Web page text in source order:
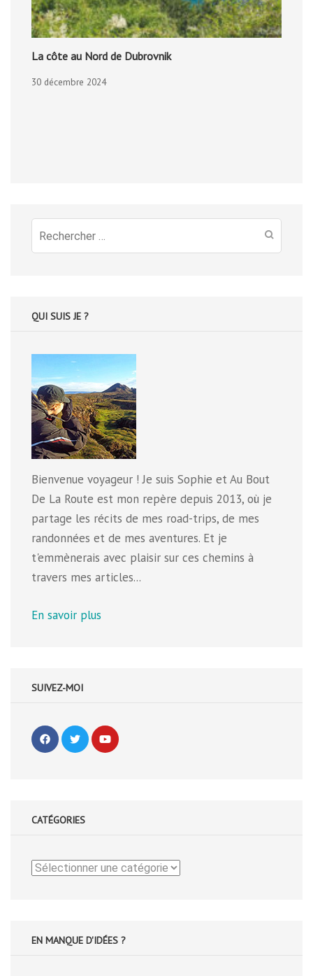
La côte au Nord de Dubrovnik
30 décembre 2024
Recherche
pour
QUI SUIS JE ?
Bienvenue voyageur ! Je suis Sophie et Au Bout
De La Route est mon repère depuis 2013, où je
partage les récits de mes road-trips, de mes
randonnées et de mes aventures. Et je
t'emmènerais avec plaisir sur ces chemins à
travers mes articles...
En savoir plus
SUIVEZ-MOI
CATÉGORIES
Catégories
EN MANQUE D'IDÉES ?